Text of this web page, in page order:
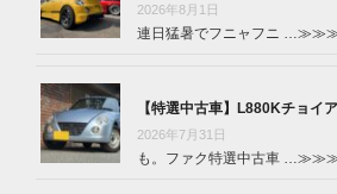
2026年8月1日
連日猛暑でフニャフニ …
【特選中古車】L880Kチョイ
2026年7月31日
も。ファク特選中古車 …